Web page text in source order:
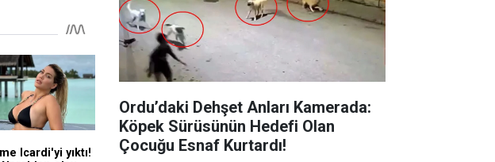
Ordu’daki Dehşet Anları Kamerada:
Köpek Sürüsünün Hedefi Olan
Çocuğu Esnaf Kurtardı!